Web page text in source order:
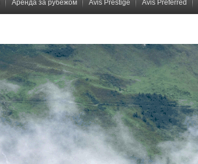
Аренда за рубежом Avis Prestige Avis Preferred